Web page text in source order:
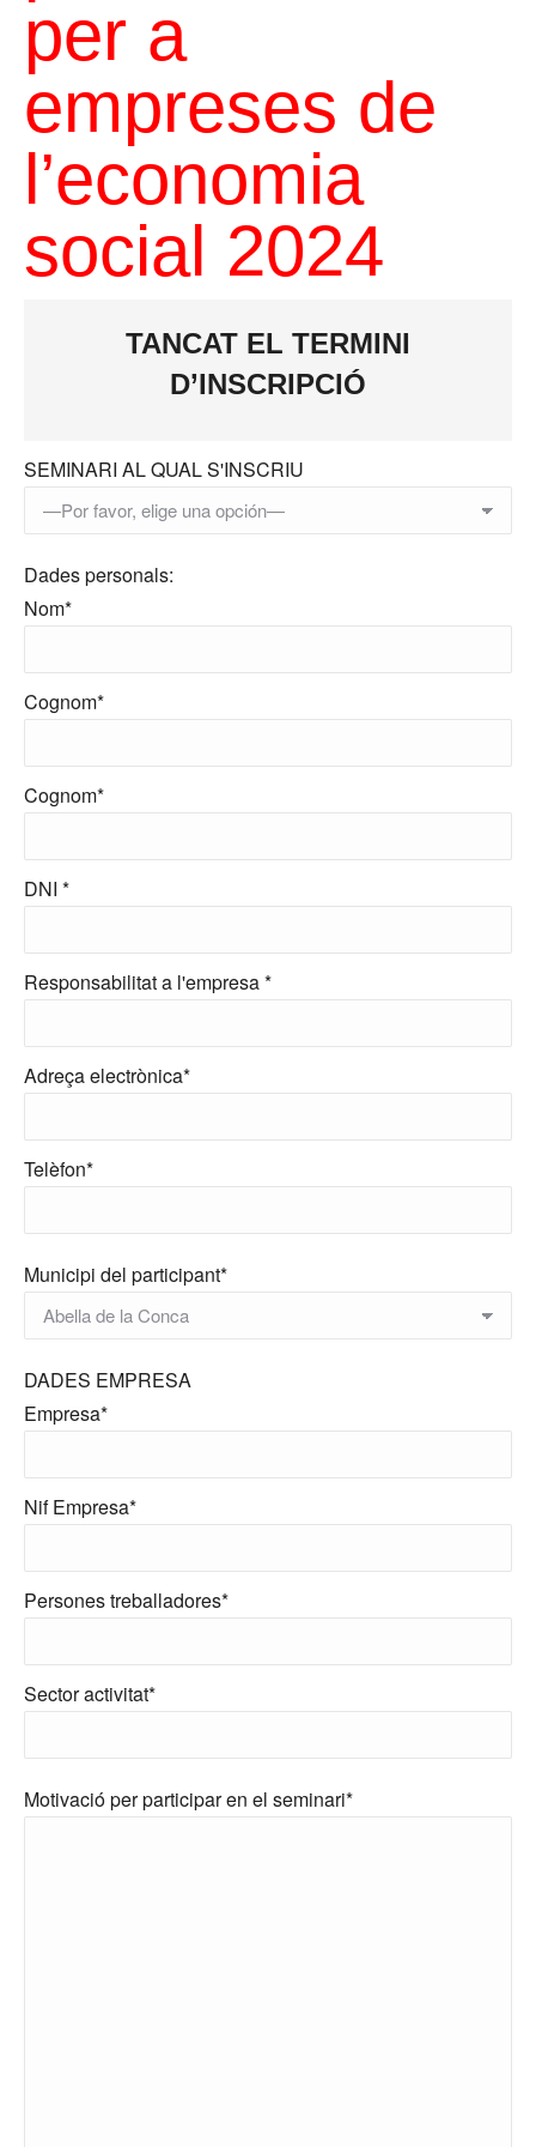
per a
empreses de
l’economia
social 2024
TANCAT EL TERMINI
D’INSCRIPCIÓ
SEMINARI AL QUAL S'INSCRIU
Dades personals:
Nom*
Cognom*
Cognom*
DNI *
Responsabilitat a l'empresa *
Adreça electrònica*
Telèfon*
Municipi del participant*
DADES EMPRESA
Empresa*
Nif Empresa*
Persones treballadores*
Sector activitat*
Motivació per participar en el seminari*